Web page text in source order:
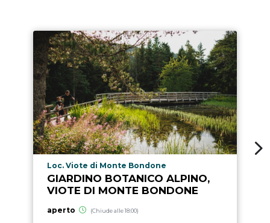
Località punto di interesse
Loc. Viote di Monte Bondone
GIARDINO BOTANICO ALPINO,
VIOTE DI MONTE BONDONE
aperto (Chiude alle 18:00)